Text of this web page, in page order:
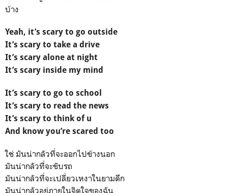
บ้าง
Yeah, it’s scary to go outside
It’s scary to take a drive
It’s scary alone at night
It’s scary inside my mind
It’s scary to go to school
It’s scary to read the news
It’s scary to think of u
And know you’re scared too
ใช่ มันน่ากลัวที่จะออกไปข้างนอก
มันน่ากลัวที่จะขับรถ
มันน่ากลัวที่จะเปลี่ยวเหงาในยามดึก
มันน่ากลัวอยู่ภายในจิตใจของฉัน